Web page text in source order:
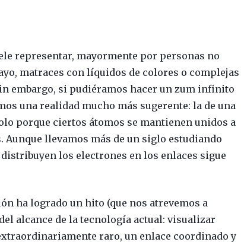
representar, mayormente por personas no
matraces con líquidos de colores o complejas
embargo, si pudiéramos hacer un zum infinito
una realidad mucho más sugerente: la de una
porque ciertos átomos se mantienen unidos a
llevamos más de un siglo estudiando
los electrones en los enlaces sigue
ha logrado un hito (que nos atrevemos a
alcance de la tecnología actual: visualizar
raro, un enlace coordinado y